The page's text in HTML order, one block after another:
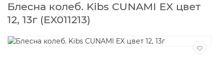
Блесна колеб. Kibs CUNAMI EX цвет
12, 13г (EX011213)